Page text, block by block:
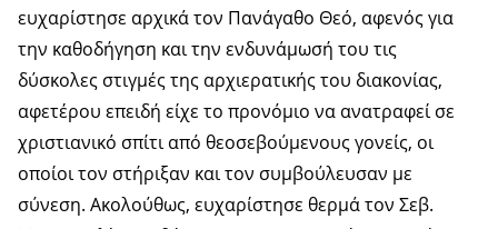
ευχαρίστησε αρχικά τον Πανάγαθο Θεό, αφενός για
την καθοδήγηση και την ενδυνάμωσή του τις
δύσκολες στιγμές της αρχιερατικής του διακονίας,
αφετέρου επειδή είχε το προνόμιο να ανατραφεί σε
χριστιανικό σπίτι από θεοσεβούμενους γονείς, οι
οποίοι τον στήριξαν και τον συμβούλευσαν με
σύνεση. Ακολούθως, ευχαρίστησε θερμά τον Σεβ.